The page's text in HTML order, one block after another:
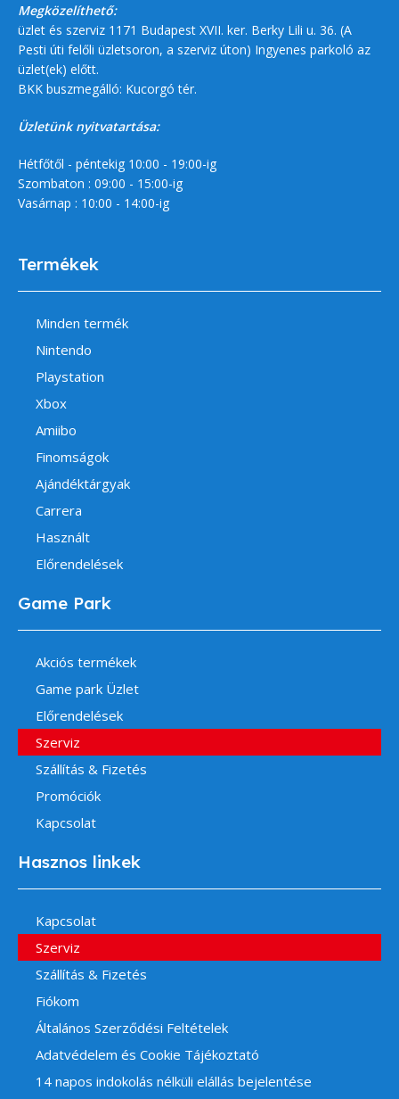
Megközelíthető:
üzlet és szerviz 1171 Budapest XVII. ker. Berky Lili u. 36. (A
Pesti úti felőli üzletsoron, a szerviz úton) Ingyenes parkoló az
üzlet(ek) előtt.
BKK buszmegálló: Kucorgó tér.
Üzletünk nyitvatartása:
Hétfőtől - péntekig 10:00 - 19:00-ig
Szombaton : 09:00 - 15:00-ig
Vasárnap : 10:00 - 14:00-ig
Termékek
Minden termék
Nintendo
Playstation
Xbox
Amiibo
Finomságok
Ajándéktárgyak
Carrera
Használt
Előrendelések
Game Park
Akciós termékek
Game park Üzlet
Előrendelések
Szerviz
Szállítás & Fizetés
Promóciók
Kapcsolat
Hasznos linkek
Kapcsolat
Szerviz
Szállítás & Fizetés
Fiókom
Általános Szerződési Feltételek
Adatvédelem és Cookie Tájékoztató
14 napos indokolás nélküli elállás bejelentése